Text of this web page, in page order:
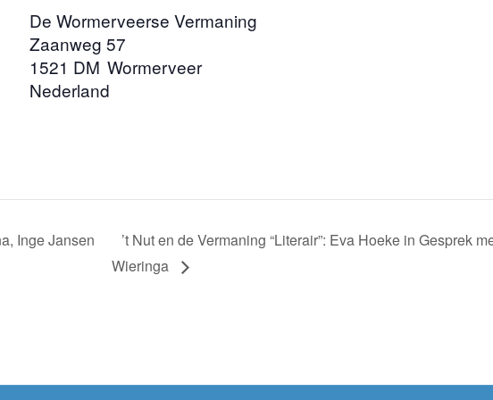
De Wormerveerse Vermaning
Zaanweg 57
Wormerveer
1521 DM
Nederland
Inge Jansen
’t Nut en de Vermaning “Literair”: Eva Hoeke in Gesprek
Wieringa